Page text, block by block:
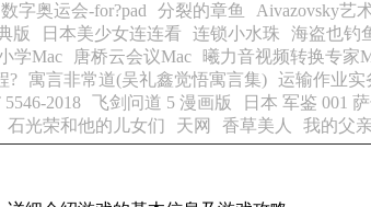
数字奥运会-for?pad 分裂的章鱼 Aivazovsky艺
版 日本美少女连连看 连锁小水珠 海盗也钓
学Mac 唐桥云会议Mac 曦力音视频转换专家
? 寓言非常道(吴礼鑫觉悟寓言集) 运输作业实
2018 飞剑问道 5 漫画版 日本 军鉴 001
石光荣和他的儿女们 天网 香草美人 我的父